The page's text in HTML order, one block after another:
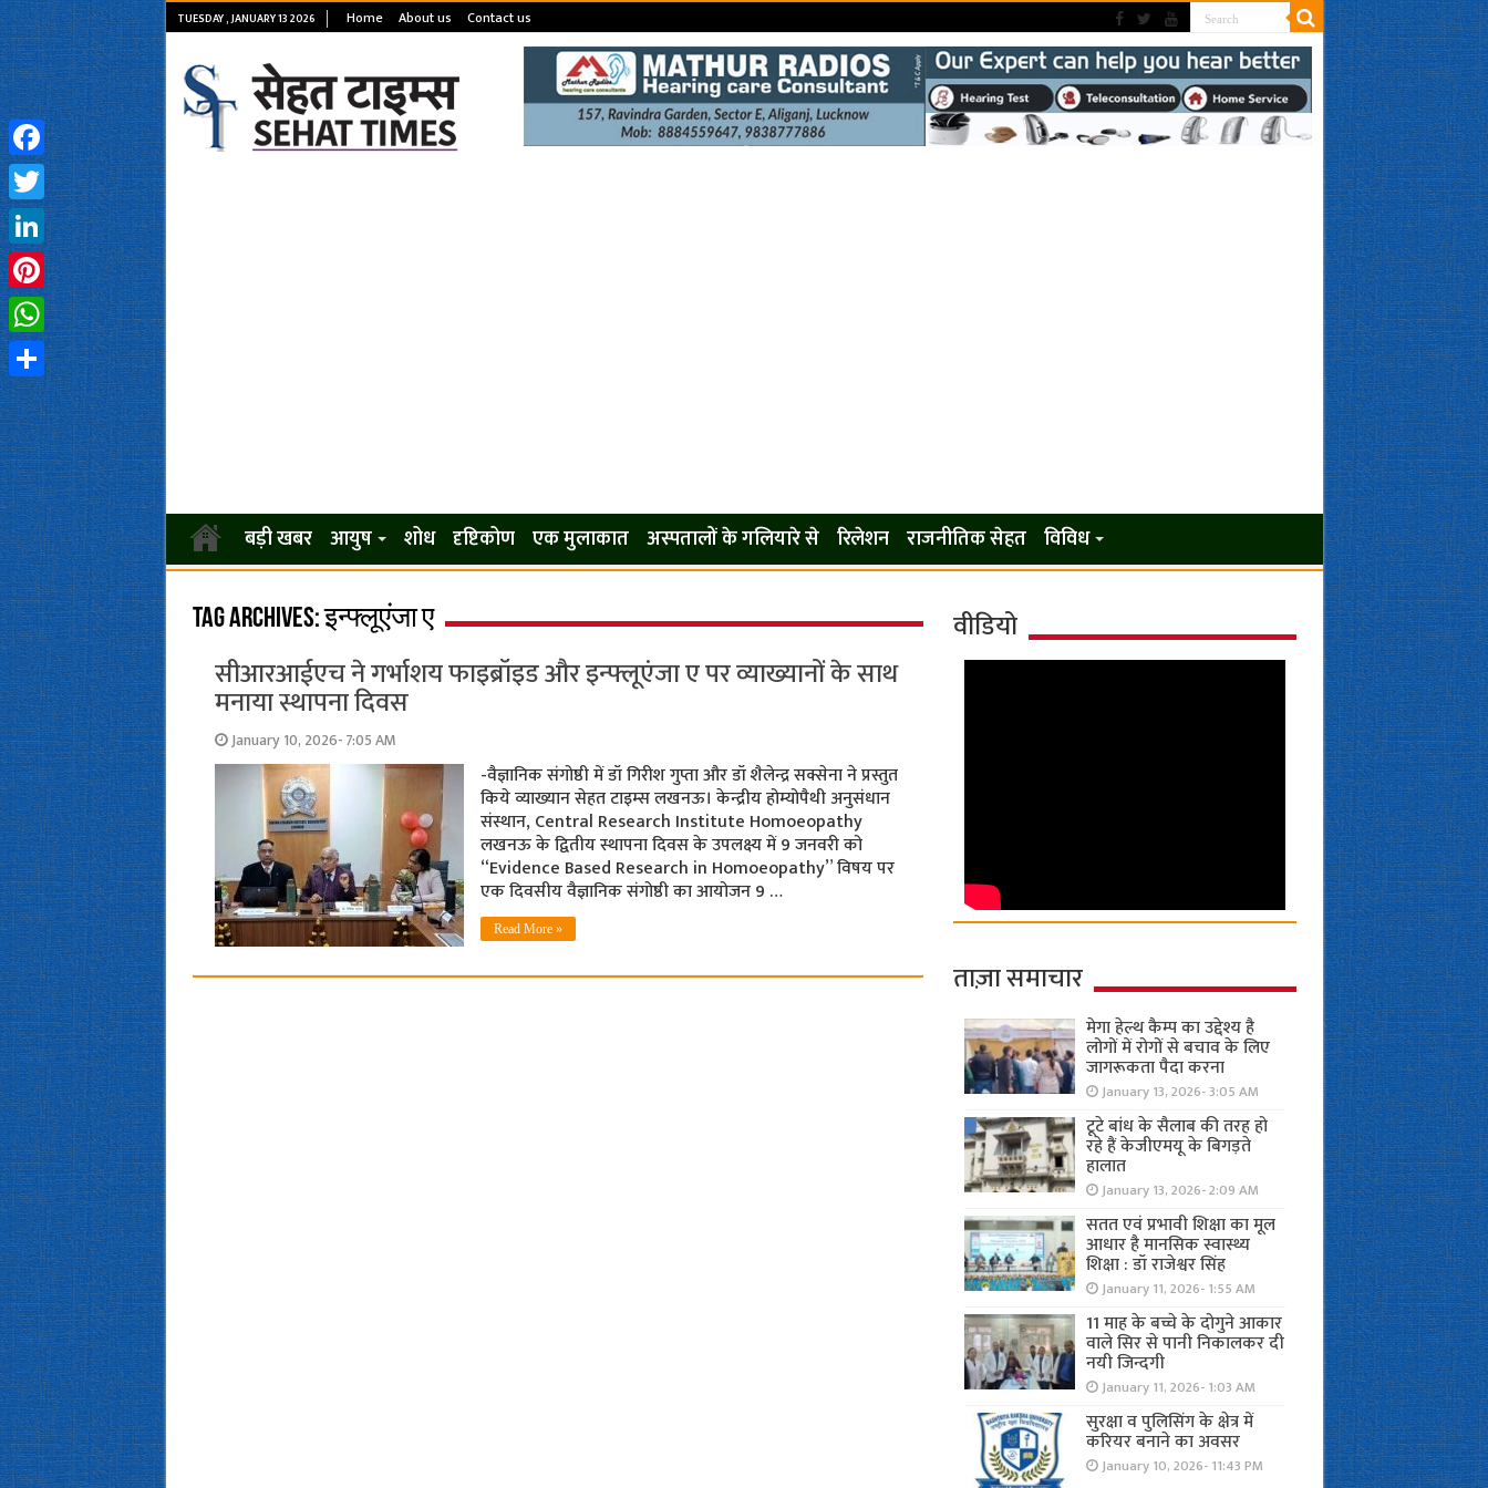
TUESDAY , JANUARY 13 2026 Home About us Contact us
बड़ी खबर आयुष शोध दृष्टिकोण एक मुलाकात अस्पतालों के गलियारे से रिलेशन राजनीतिक सेहत विविध
Tag Archives:इन्फ्लूएंजा ए
सीआरआईएच ने गर्भाशय फाइब्रॉइड और इन्फ्लूएंजा ए पर व्याख्यानों के साथ
मनाया स्थापना दिवस
January 10, 2026- 7:05 AM
-वैज्ञानिक संगोष्ठी में डॉ गिरीश गुप्ता और डॉ शैलेन्द्र सक्सेना ने प्रस्तुत
किये व्याख्यान सेहत टाइम्स लखनऊ। केन्द्रीय होम्योपैथी अनुसंधान
संस्थान, Central Research Institute Homoeopathy
लखनऊ के द्वितीय स्थापना दिवस के उपलक्ष्य में 9 जनवरी को
“Evidence Based Research in Homoeopathy” विषय पर
एक दिवसीय वैज्ञानिक संगोष्ठी का आयोजन 9 …
Read More »
वीडियो
ताज़ा समाचार
मेगा हेल्थ कैम्प का उद्देश्य है
लोगों में रोगों से बचाव के लिए
जागरूकता पैदा करना
January 13, 2026- 3:05 AM
टूटे बांध के सैलाब की तरह हो
रहे हैं केजीएमयू के बिगड़ते
हालात
January 13, 2026- 2:09 AM
सतत एवं प्रभावी शिक्षा का मूल
आधार है मानसिक स्वास्थ्य
शिक्षा : डॉ राजेश्वर सिंह
January 11, 2026- 1:55 AM
11 माह के बच्चे के दोगुने आकार
वाले सिर से पानी निकालकर दी
नयी जिन्दगी
January 11, 2026- 1:03 AM
सुरक्षा व पुलिसिंग के क्षेत्र में
करियर बनाने का अवसर
January 10, 2026- 11:43 PM
Facebook
Twitter
LinkedIn
Pinterest
WhatsApp
Share